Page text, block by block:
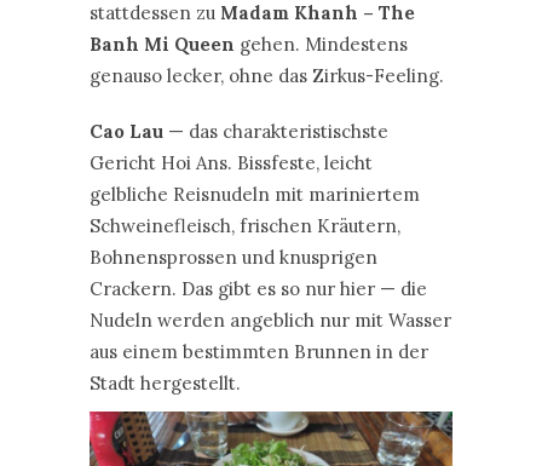
stattdessen zu Madam Khanh – The
Banh Mi Queen gehen. Mindestens
genauso lecker, ohne das Zirkus-Feeling.
Cao Lau — das charakteristischste
Gericht Hoi Ans. Bissfeste, leicht
gelbliche Reisnudeln mit mariniertem
Schweinefleisch, frischen Kräutern,
Bohnensprossen und knusprigen
Crackern. Das gibt es so nur hier — die
Nudeln werden angeblich nur mit Wasser
aus einem bestimmten Brunnen in der
Stadt hergestellt.